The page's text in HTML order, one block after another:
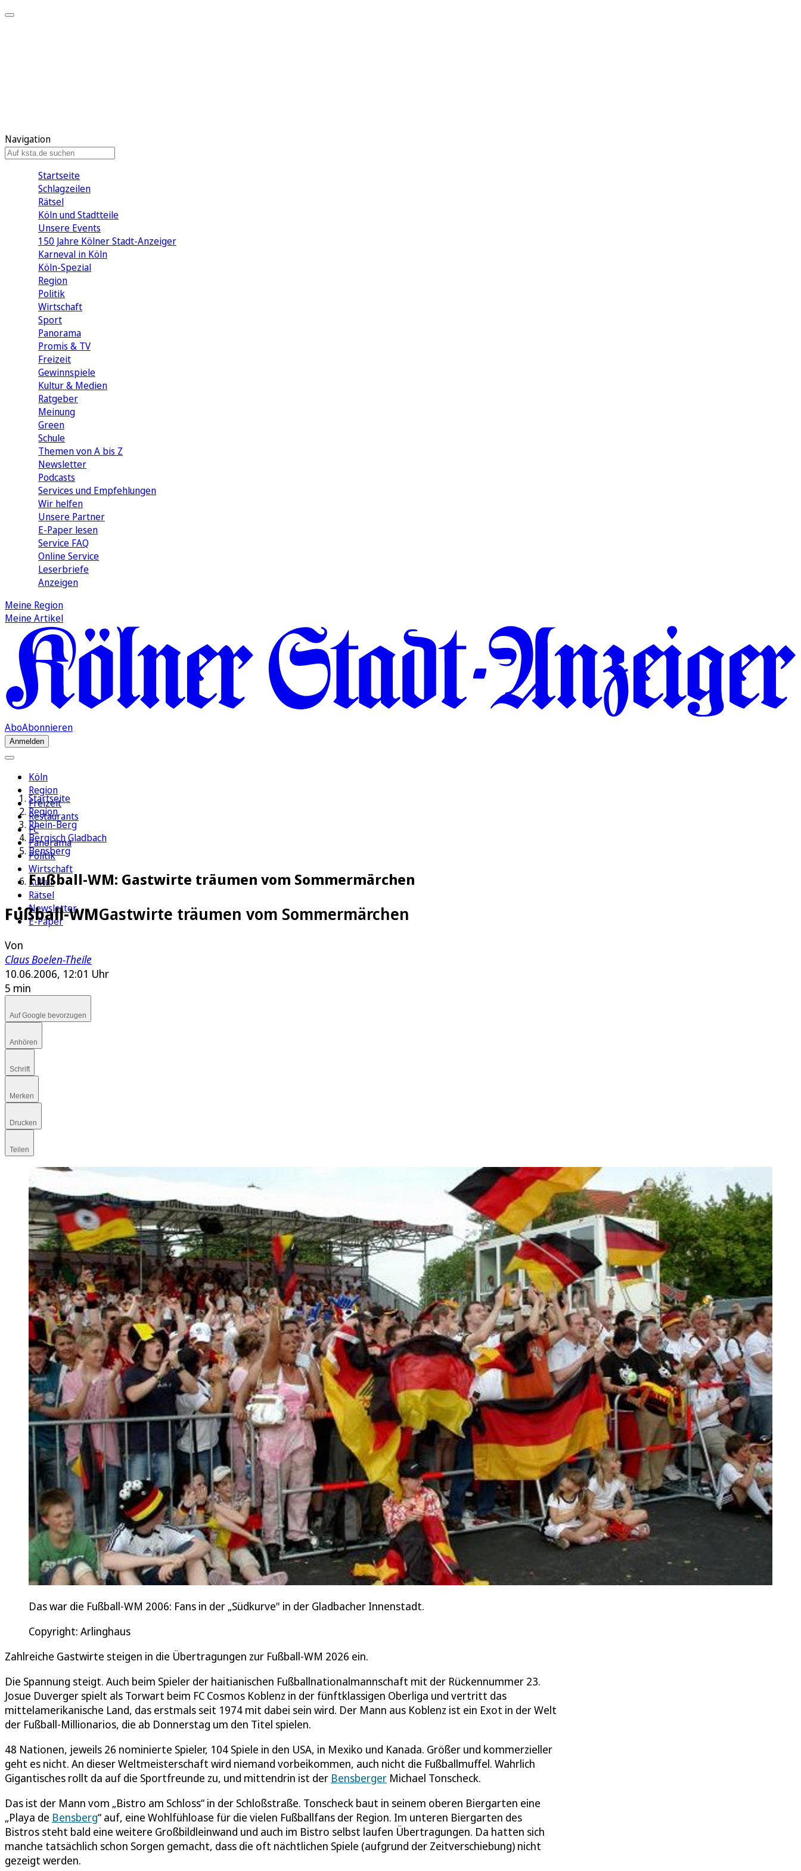
Navigation
Startseite
Schlagzeilen
Rätsel
Köln und Stadtteile
Unsere Events
150 Jahre Kölner Stadt-Anzeiger
Karneval in Köln
Köln-Spezial
Region
Politik
Wirtschaft
Sport
Panorama
Promis & TV
Freizeit
Gewinnspiele
Kultur & Medien
Ratgeber
Meinung
Green
Schule
Themen von A bis Z
Newsletter
Podcasts
Services und Empfehlungen
Wir helfen
Unsere Partner
E-Paper lesen
Service FAQ
Online Service
Leserbriefe
Anzeigen
Meine Region
Meine Artikel
AboAbonnieren
Anmelden
Köln
Region
Freizeit
Restaurants
FC
Panorama
Politik
Wirtschaft
Kultur
Rätsel
Newsletter
E-Paper
Startseite
Region
Rhein-Berg
Bergisch Gladbach
Bensberg
Fußball-WM: Gastwirte träumen vom Sommermärchen
Fußball-WMGastwirte träumen vom Sommermärchen
Von
Claus Boelen-Theile
10.06.2006, 12:01 Uhr
5 min
Auf Google bevorzugen
Anhören
Schrift
Merken
Drucken
Teilen
Das war die Fußball-WM 2006: Fans in der „Südkurve" in der Gladbacher Innenstadt.
Copyright: Arlinghaus
Zahlreiche Gastwirte steigen in die Übertragungen zur Fußball-WM 2026 ein.
Die Spannung steigt. Auch beim Spieler der haitianischen Fußballnationalmannschaft mit der Rückennummer 23.
Josue Duverger spielt als Torwart beim FC Cosmos Koblenz in der fünftklassigen Oberliga und vertritt das
mittelamerikanische Land, das erstmals seit 1974 mit dabei sein wird. Der Mann aus Koblenz ist ein Exot in der Welt
der Fußball-Millionarios, die ab Donnerstag um den Titel spielen.
48 Nationen, jeweils 26 nominierte Spieler, 104 Spiele in den USA, in Mexiko und Kanada. Größer und kommerzieller
geht es nicht. An dieser Weltmeisterschaft wird niemand vorbeikommen, auch nicht die Fußballmuffel. Wahrlich
Gigantisches rollt da auf die Sportfreunde zu, und mittendrin ist der Bensberger Michael Tonscheck.
Das ist der Mann vom „Bistro am Schloss“ in der Schloßstraße. Tonscheck baut in seinem oberen Biergarten eine
„Playa de Bensberg“ auf, eine Wohlfühloase für die vielen Fußballfans der Region. Im unteren Biergarten des
Bistros steht bald eine weitere Großbildleinwand und auch im Bistro selbst laufen Übertragungen. Da hatten sich
manche tatsächlich schon Sorgen gemacht, dass die oft nächtlichen Spiele (aufgrund der Zeitverschiebung) nicht
gezeigt werden.